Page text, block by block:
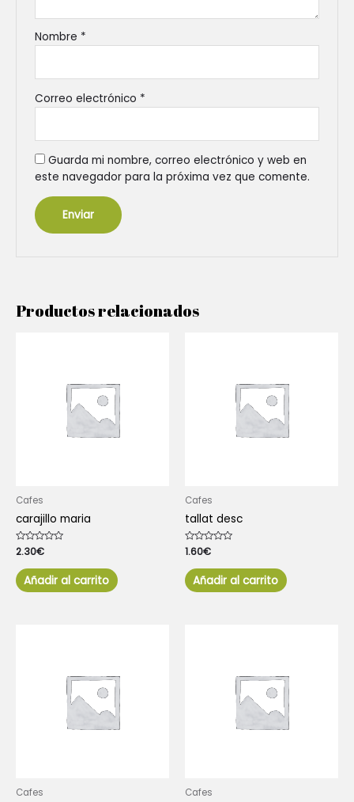
Nombre *
Correo electrónico *
Guarda mi nombre, correo electrónico y web en
este navegador para la próxima vez que comente.
Productos relacionados
Cafes
carajillo maria
Valorado
con
de
5
2.30€
Añadir al carrito
Cafes
tallat desc
Valorado
con
de
5
1.60€
Añadir al carrito
Cafes Cafes